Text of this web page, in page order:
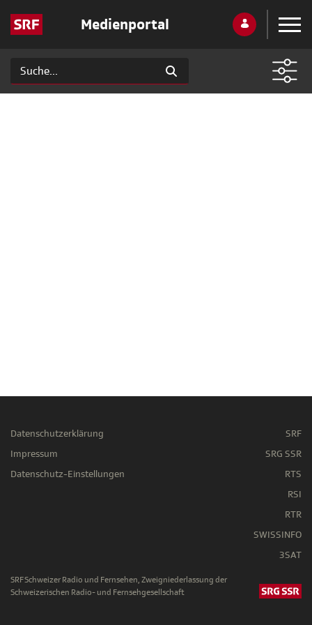
Medienportal
Datenschutzerklärung
Impressum
Datenschutz-Einstellungen
SRF
SRG SSR
RTS
RSI
RTR
SWISSINFO
3SAT
SRF Schweizer Radio und Fernsehen, Zweigniederlassung der
Schweizerischen Radio- und Fernsehgesellschaft